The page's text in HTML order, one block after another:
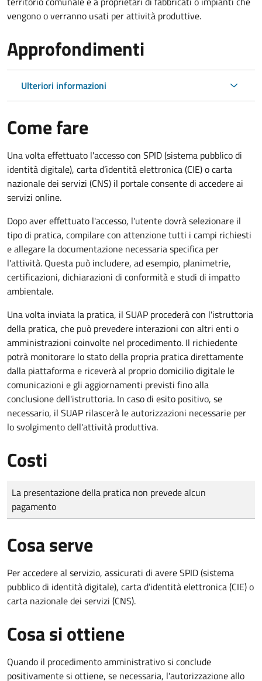
vengono o verranno usati per attività produttive.
Approfondimenti
Ulteriori informazioni
Come fare
Una volta effettuato l'accesso con SPID (sistema pubblico di
identità digitale), carta d’identità elettronica (CIE) o carta
nazionale dei servizi (CNS) il portale consente di accedere ai
servizi online.
Dopo aver effettuato l'accesso, l'utente dovrà selezionare il
tipo di pratica, compilare con attenzione tutti i campi richiesti
e allegare la documentazione necessaria specifica per
l'attività. Questa può includere, ad esempio, planimetrie,
certificazioni, dichiarazioni di conformità e studi di impatto
ambientale.
Una volta inviata la pratica, il SUAP procederà con l'istruttoria
della pratica, che può prevedere interazioni con altri enti o
amministrazioni coinvolte nel procedimento. Il richiedente
potrà monitorare lo stato della propria pratica direttamente
dalla piattaforma e riceverà al proprio domicilio digitale le
comunicazioni e gli aggiornamenti previsti fino alla
conclusione dell'istruttoria. In caso di esito positivo, se
necessario, il SUAP rilascerà le autorizzazioni necessarie per
lo svolgimento dell'attività produttiva.
Costi
Tipo di pagamento
Importo
La presentazione della pratica non prevede alcun
pagamento
Cosa serve
Per accedere al servizio, assicurati di avere SPID (sistema
pubblico di identità digitale), carta d’identità elettronica (CIE) o
carta nazionale dei servizi (CNS).
Cosa si ottiene
Quando il procedimento amministrativo si conclude
positivamente si ottiene, se necessaria, l'autorizzazione allo